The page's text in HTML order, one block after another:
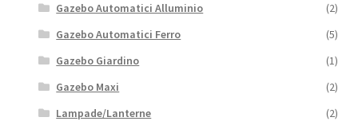
Gazebo Automatici Alluminio
(2)
Gazebo Automatici Ferro
(5)
Gazebo Giardino
(1)
Gazebo Maxi
(2)
Lampade/Lanterne
(2)